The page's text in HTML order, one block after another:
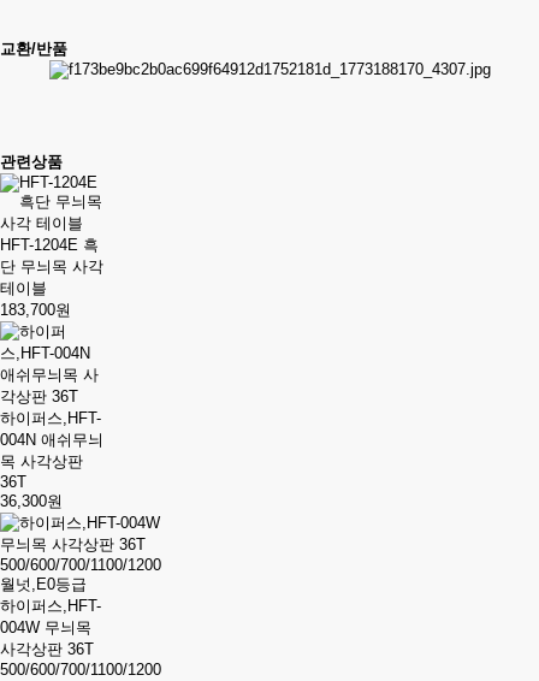
교환/반품
관련상품
HFT-1204E 흑
단 무늬목 사각
테이블
183,700원
하이퍼스,HFT-
004N 애쉬무늬
목 사각상판
36T
36,300원
하이퍼스,HFT-
004W 무늬목
사각상판 36T
500/600/700/1100/1200